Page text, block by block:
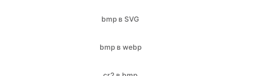
cr2 в bmp
cr2 щоб jfif